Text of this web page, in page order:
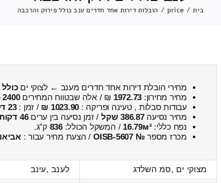
בית /
price
/ הובלות דירות אחד חדרים ענב כולל פירוק והרכבה
מחירי הובלת דירות אחד חדרים מענב ← לצוקי ים
מחיר מחירון: 1972.73 ₪ / אלה שבטווח המחירים2400
עבודות סבלות , טעינה ופריקה : 1023.90 ₪ / זמן :23 דקות 56 שניות
מחיר נסיעה386.87 שקל / זמן נסיעה בין ערים46 דקות
נפח כללי:16.79м³ / המשקל הכולל:836 ק”ג.
מכרז מספר № OISB-5607 / הצעת מחיר עבור :
מצוקי ים ,סמ השלדג
לענב ,עינב